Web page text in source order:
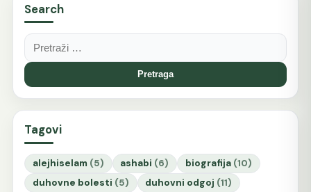
Search
Pretraga:
Tagovi
alejhiselam (5) ashabi (6) biografija (10)
duhovne bolesti (5) duhovni odgoj (11)